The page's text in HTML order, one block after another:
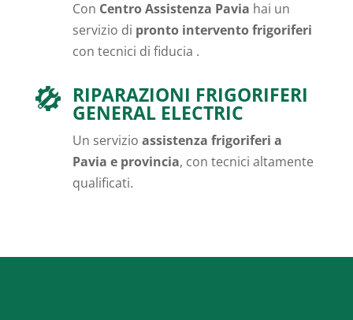
Con Centro Assistenza Pavia hai un
servizio di pronto intervento frigoriferi
con tecnici di fiducia .
RIPARAZIONI FRIGORIFERI
GENERAL ELECTRIC
Un servizio assistenza frigoriferi a
Pavia e provincia, con tecnici altamente
qualificati.